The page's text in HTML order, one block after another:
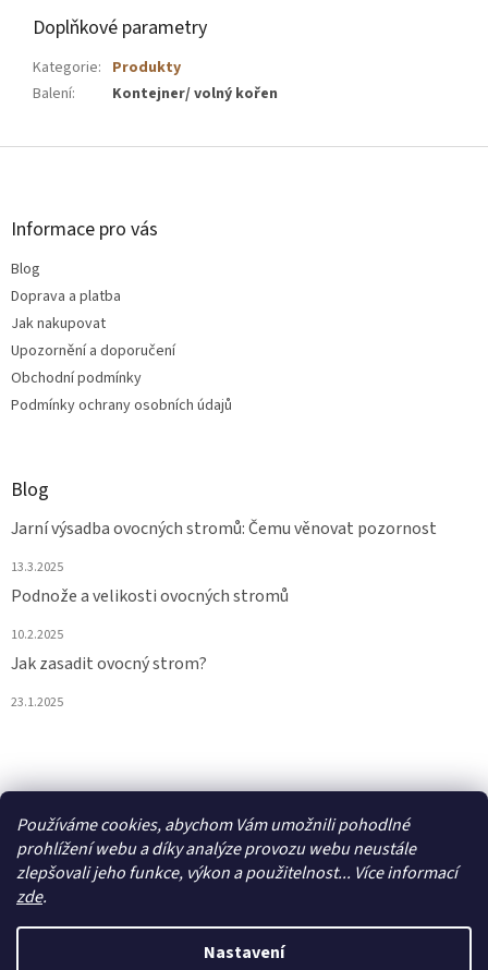
Používáme cookies, abychom Vám umožnili pohodlné
prohlížení webu a díky analýze provozu webu neustále
zlepšovali jeho funkce, výkon a použitelnost... Více informací
zde.
Nastavení
Doplňkové parametry
Kategorie: Produkty
Balení: Kontejner/ volný kořen
Z
Informace pro vás
Blog
Doprava a platba
Jak nakupovat
Upozornění a doporučení
Obchodní podmínky
Podmínky ochrany osobních údajů
Blog
Jarní výsadba ovocných stromů: Čemu věnovat pozornost
13.3.2025
Podnože a velikosti ovocných stromů
10.2.2025
Jak zasadit ovocný strom?
23.1.2025
Copyright 2026Ovostromky. Všechna práva vyhrazena.Upravit